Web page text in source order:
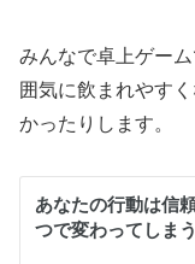
みんなで卓上ゲー
囲気に飲まれやす
かったりします。